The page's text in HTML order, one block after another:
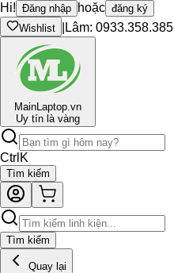
Hi! Đăng nhập hoặc đăng ký
Wishlist
Lâm: 0933.358.385
MainLaptop.vn
Uy tín là vàng
Ctrl K
Tìm kiếm
Tìm kiếm
Quay lại